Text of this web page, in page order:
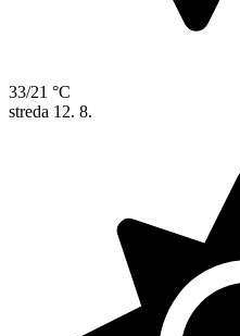
33/21 °C
streda 12. 8.